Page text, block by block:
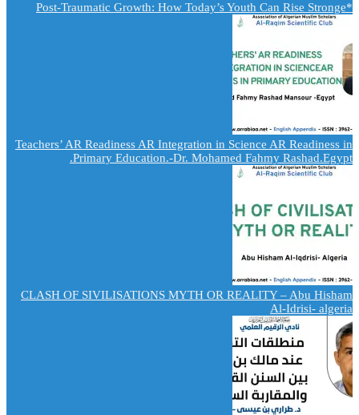
*Post-Traumatic Growth: How Today’s Youth Can Rise Stronge
Teachers’ AR Readiness AR Integration in Science AR Readiness in
Primary Education.-Dr. Mohamed Fahmy Rashad.Egypt.
CLASH OF SIVILISATIONS MYTH OR REALITY – Abu Hisham
Al-Idrisi- algeria